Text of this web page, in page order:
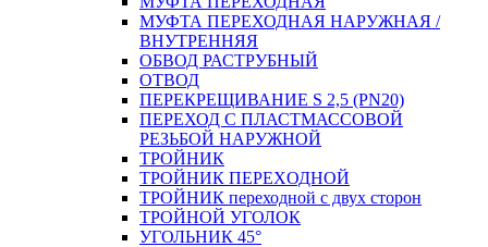
МУФТА ПЕРЕХОДНАЯ НАРУЖНАЯ /
ВНУТРЕННЯЯ
ОБВОД РАСТРУБНЫЙ
ОТВОД
ПЕРЕКРЕЩИВАНИЕ S 2,5 (PN20)
ПЕРЕХОД С ПЛАСТМАССОВОЙ
РЕЗЬБОЙ НАРУЖНОЙ
ТРОЙНИК
ТРОЙНИК ПЕРЕXОДНОЙ
ТРОЙНИК переходной с двух сторон
ТРОЙНОЙ УГОЛОК
УГОЛЬНИК 45°